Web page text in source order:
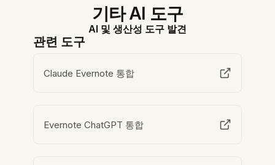
기타 AI 도구
AI 및 생산성 도구 발견
관련 도구
Claude Evernote 통합
Evernote ChatGPT 통합